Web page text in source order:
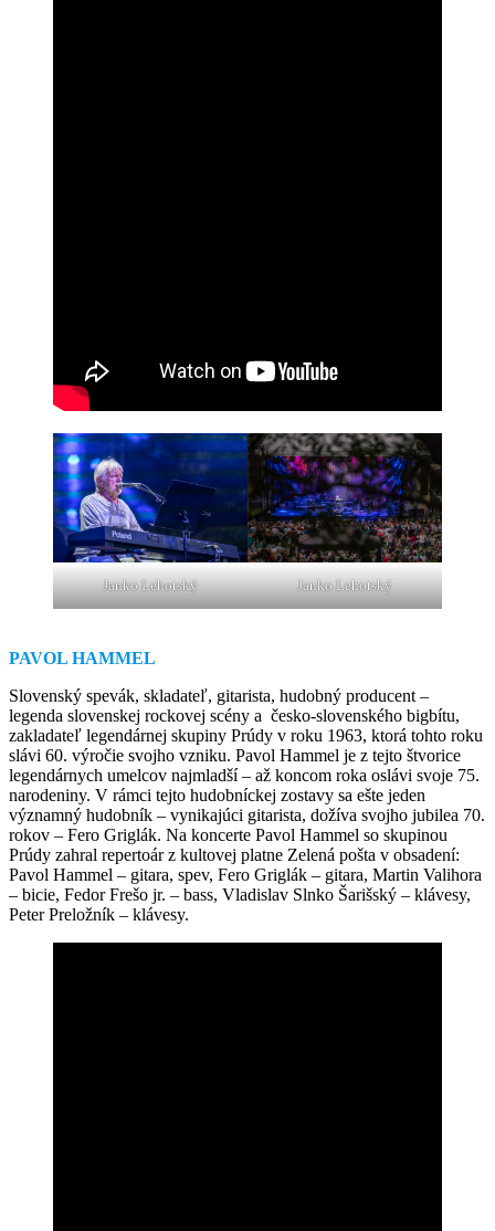
Janko Lehotský Janko Lehotský
PAVOL HAMMEL
Slovenský spevák, skladateľ, gitarista, hudobný producent –
legenda slovenskej rockovej scény a česko-slovenského bigbítu,
zakladateľ legendárnej skupiny Prúdy v roku 1963, ktorá tohto roku
slávi 60. výročie svojho vzniku. Pavol Hammel je z tejto štvorice
legendárnych umelcov najmladší – až koncom roka oslávi svoje 75.
narodeniny. V rámci tejto hudobníckej zostavy sa ešte jeden
významný hudobník – vynikajúci gitarista, dožíva svojho jubilea 70.
rokov – Fero Griglák. Na koncerte Pavol Hammel so skupinou
Prúdy zahral repertoár z kultovej platne Zelená pošta v obsadení:
Pavol Hammel – gitara, spev, Fero Griglák – gitara, Martin Valihora
– bicie, Fedor Frešo jr. – bass, Vladislav Slnko Šarišský – klávesy,
Peter Preložník – klávesy.